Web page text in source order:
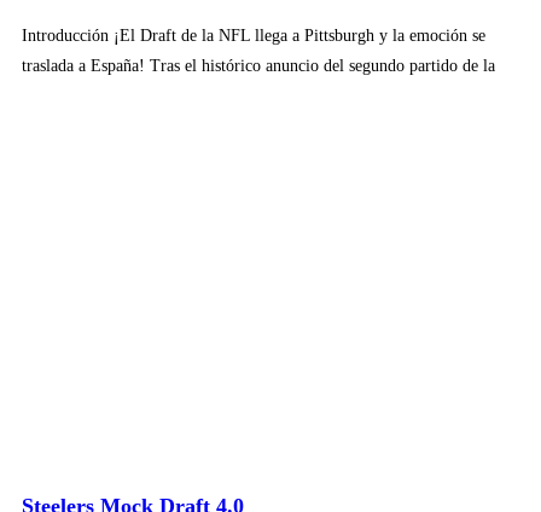
Introducción ¡El Draft de la NFL llega a Pittsburgh y la emoción se
traslada a España! Tras el histórico anuncio del segundo partido de la
Steelers Mock Draft 4.0